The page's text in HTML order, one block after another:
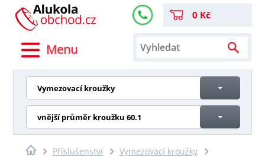
Menu
0 Kč
Vymezovací kroužky
vnější průměr kroužku 60.1
Příslušenství
Vymezovací kroužky